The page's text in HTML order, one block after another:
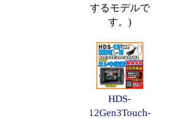
するモデルで
す。)
HDS-
12Gen3Touch-